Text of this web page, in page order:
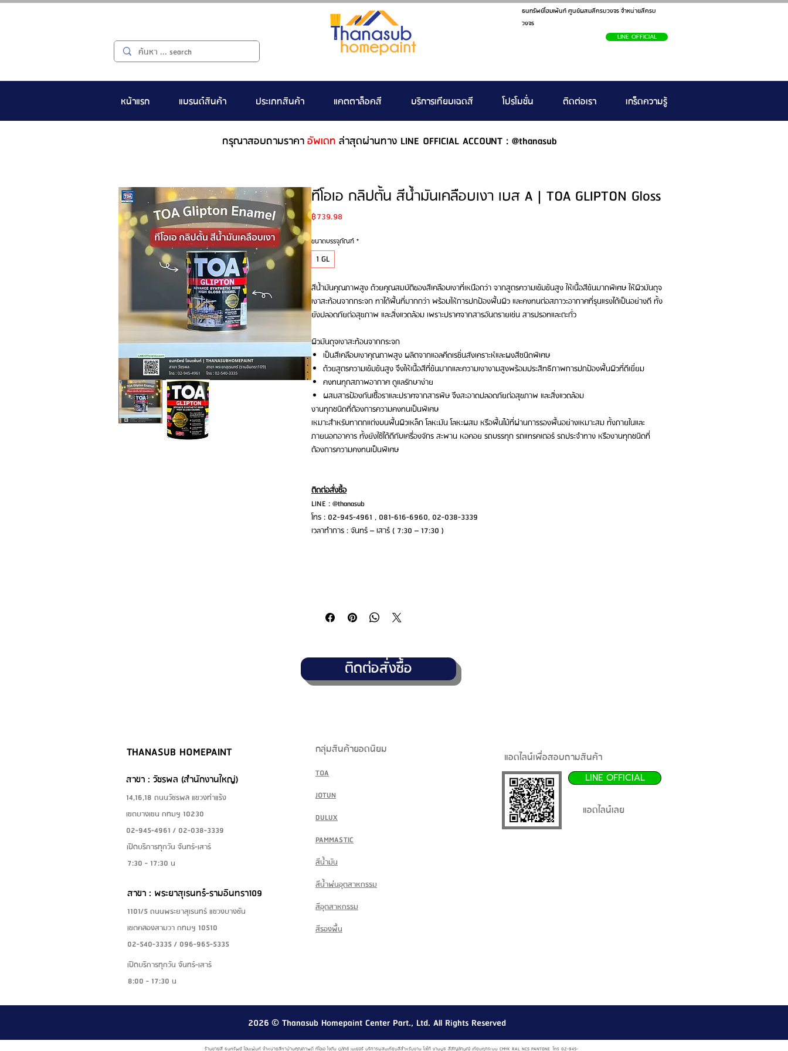
ธนทรัพย์โฮมเพ้นท์ ศูนย์ผสมสีครบวงจร จำหน่ายสีครบ
วงจร
LINE OFFICIAL
หน้าแรก แบรนด์สินค้า ประเภทสินค้า แคตตาล็อคสี บริการเทียบเฉดสี โปรโมชั่น ติดต่อเรา เกร็ดความรู้
กรุณาสอบถามราคาอัพเดท ล่าสุดผ่านทาง LINE OFFICIAL ACCOUNT : @thanasub
ทีโอเอ กลิปตั้น สีน้ำมันเคลือบเงา เบส A | TOA GLIPTON Gloss
฿739.98
ขนาดบรรจุภัณฑ์ *
1 GL
สีน้ำมันคุณภาพสูง ด้วยคุณสมบัติของสีเคลือบเงาที่เหนือกว่า จากสูตรความเข้มข้นสูง ให้เนื้อสีข้นมากพิเศษ ให้ผิวมันดุจ
เงาสะท้อนจากกระจก ทาได้พื้นที่มากกว่า พร้อมให้การปกป้องพื้นผิว และคงทนต่อสภาวะอากาศที่รุนแรงได้เป็นอย่างดี ทั้ง
ยังปลอดภัยต่อสุขภาพ และสิ่งแวดล้อม เพราะปราศจากสารอันตรายเช่น สารปรอทและตะกั่ว
ผิวมันดุจเงาสะท้อนจากกระจก
เป็นสีเคลือบเงาคุณภาพสูง ผลิตจากแอลคีดเรซิ่นสังเคราะห์และผงสีชนิดพิเศษ
ด้วยสูตรความเข้มข้นสูง จึงให้เนื้อสีที่ข้นมากและความเงางามสูงพร้อมประสิทธิภาพการปกป้องพื้นผิวที่ดีเยี่ยม
คงทนทุกสภาพอากาศ ดูแลรักษาง่าย
ผสมสารป้องกันเชื้อราและปราศจากสารพิษ จึงสะอาดปลอดภัยต่อสุขภาพ และสิ่งแวดล้อม
งานทุกชนิดที่ต้องการความคงทนเป็นพิเศษ
เหมาะสำหรับทาตกแต่งบนพื้นผิวเหล็ก โลหะมัน โลหะผสม หรือพื้นไม้ที่ผ่านการรองพื้นอย่างเหมาะสม ทั้งภายในและ
ภายนอกอาคาร ทั้งยังใช้ได้ดีกับเครื่องจักร สะพาน หอคอย รถบรรทุก รถแทรคเตอร์ รถประจำทาง หรืองานทุกชนิดที่
ต้องการความคงทนเป็นพิเศษ
ติดต่อสั่งซื้อ
LINE : @thanasub
โทร : 02-945-4961 , 081-616-6960, 02-038-3339
เวลาทำการ : จันทร์ – เสาร์ ( 7:30 – 17:30 )
ติดต่อสั่งซื้อ
THANASUB HOMEPAINT
สาขา : วัชรพล (สำนักงานใหญ่)
14,16,18 ถนนวัชรพล แขวงท่าแร้ง
เขตบางเขน กทมฯ 10230
02-945-4961 / 02-038-3339
เปิดบริการทุกวัน จันทร์-เสาร์
7:30 - 17:30 น
สาขา : พระยาสุเรนทร์-รามอินทรา109
1101/5 ถนนพระยาสุเรนทร์ แขวงบางชัน
เขตคลองสามวา กทมฯ 10510
02-540-3335 / 096-965-5335
เปิดบริการทุกวัน จันทร์-เสาร์
8:00 - 17:30 น
กลุ่มสินค้ายอดนิยม
TOA
JOTUN
DULUX
PAMMASTIC
สีน้ำมัน
สีน้ำพ่นอุตสาหกรรม
สีอุตสาหกรรม
สีรองพื้น
แอดไลน์เพื่อสอบถามสินค้า
LINE OFFICIAL
แอดไลน์เลย
2026© Thanasub Homepaint Center Part., Ltd. All Rights Reserved
ร้านขายสี ธนทรัพย์ โฮมเพ้นท์ จำหน่ายสีทาบ้านคุณภาพดี ทีโอเอ โจตัน ดูลักซ์ เบเยอร์ บริการผสมเทียบสีสำหรับงาน โลโก้ งานบูธ สีสัญลักษณ์ เทียบทุกระบบ CMYK RAL NCS PANTONE โทร 02-945-